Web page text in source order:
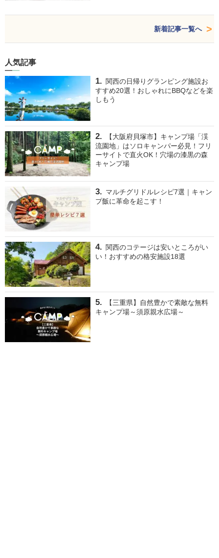
新着記事一覧へ
人気記事
関西の日帰りグランピング施設お
すすめ20選！おしゃれにBBQなどを楽
しもう
【大阪府貝塚市】キャンプ場「渓
流園地」はソロキャンパー必見！フリ
ーサイトで直火OK！穴場の漆黒の森
キャンプ場
マルチグリドルレシピ7選｜キャン
プ飯に革命を起こす！
関西のコテージは安いところがい
い！おすすめの格安施設18選
【三重県】自然豊かで素敵な無料
キャンプ場～須原親水広場～